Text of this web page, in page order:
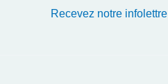
Recevez notre infolettre